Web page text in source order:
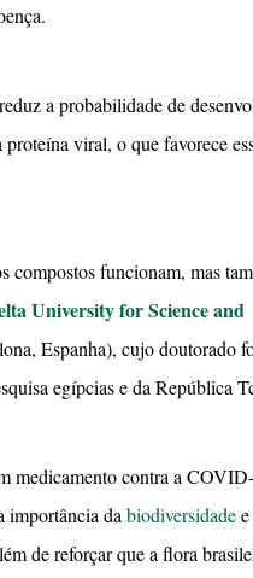
a probabilidade de
viral, o que favorece
compostos funcionam, mas
University for Science and
Espanha), cujo doutorado
egípcias e da República
medicamento contra a
importância da biodiversidade
de reforçar que a flora